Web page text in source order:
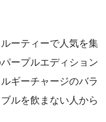
ーティーで人気を集
ープルエディション
ギーチャージのバラ
ルを飲まない人から